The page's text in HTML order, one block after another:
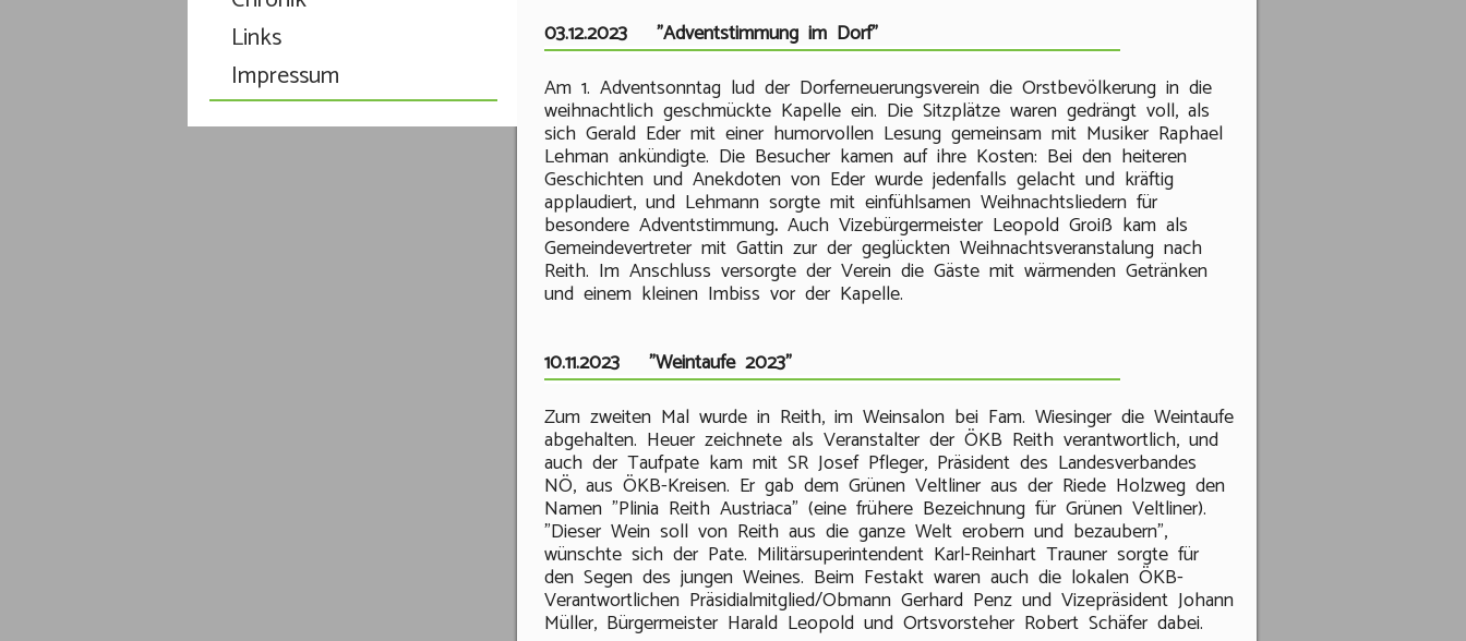
Links
Impressum
03.12.2023 "Adventstimmung im Dorf"
Am 1. Adventsonntag lud der Dorferneuerungsverein die Orstbevölkerung in die
weihnachtlich geschmückte Kapelle ein. Die Sitzplätze waren gedrängt voll, als
sich Gerald Eder mit einer humorvollen Lesung gemeinsam mit Musiker Raphael
Lehman ankündigte. Die Besucher kamen auf ihre Kosten: Bei den heiteren
Geschichten und Anekdoten von Eder wurde jedenfalls gelacht und kräftig
applaudiert, und Lehmann sorgte mit einfühlsamen Weihnachtsliedern für
besondere Adventstimmung. Auch Vizebürgermeister Leopold Groiß kam als
Gemeindevertreter mit Gattin zur der geglückten Weihnachtsveranstalung nach
Reith. Im Anschluss versorgte der Verein die Gäste mit wärmenden Getränken
und einem kleinen Imbiss vor der Kapelle.
10.11.2023 "Weintaufe 2023"
Zum zweiten Mal wurde in Reith, im Weinsalon bei Fam. Wiesinger die Weintaufe
abgehalten. Heuer zeichnete als Veranstalter der ÖKB Reith verantwortlich, und
auch der Taufpate kam mit SR Josef Pfleger, Präsident des Landesverbandes
NÖ, aus ÖKB-Kreisen. Er gab dem Grünen Veltliner aus der Riede Holzweg den
Namen "Plinia Reith Austriaca" (eine frühere Bezeichnung für Grünen Veltliner).
"Dieser Wein soll von Reith aus die ganze Welt erobern und bezaubern",
wünschte sich der Pate. Militärsuperintendent Karl-Reinhart Trauner sorgte für
den Segen des jungen Weines. Beim Festakt waren auch die lokalen ÖKB-
Verantwortlichen Präsidialmitglied/Obmann Gerhard Penz und Vizepräsident Johann
Müller, Bürgermeister Harald Leopold und Ortsvorsteher Robert Schäfer dabei.